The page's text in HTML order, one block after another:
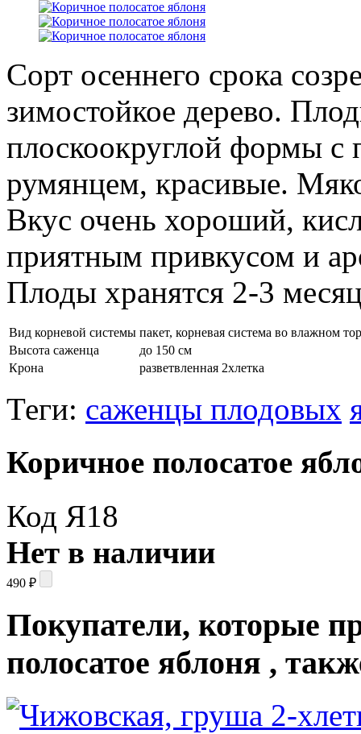
Сорт осеннего срока
зимостойкое дерево.
плоскоокруглой формы с
румянцем, красивые.
Вкус очень хороший,
приятным привкусом и
Плоды хранятся 2-3
Вид корневой системы пакет, корневая система во влажном
Высота саженца
до 150 см
Крона
разветвленная 2хлетка
Теги: саженцы плодовых
Коричное полосатое
Код Я18
Нет в наличии
490 ₽
Покупатели, которые
полосатое яблоня ,